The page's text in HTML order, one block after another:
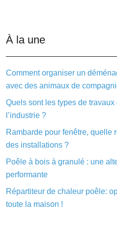
À la une
Comment organiser un
avec des animaux de
Quels sont les types de
l’industrie ?
Rambarde pour fenêtre, quelle
des installations ?
Poêle à bois à granulé : une
performante
Répartiteur de chaleur poêle:
toute la maison !